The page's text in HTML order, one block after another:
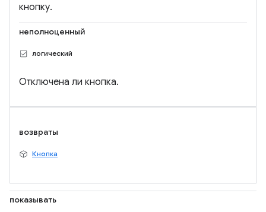
кнопку.
неполноценный
логический
Отключена ли кнопка.
возвраты
Кнопка
показывать